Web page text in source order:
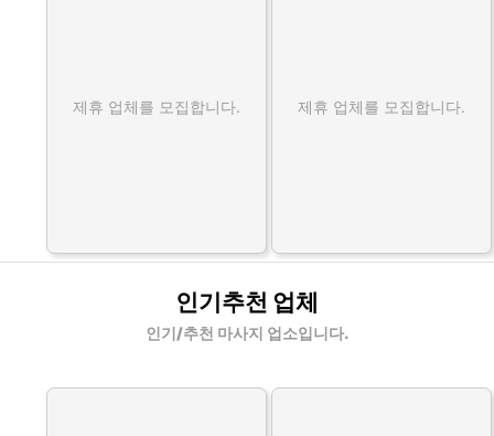
제휴 업체를 모집합니다. 제휴 업체를 모집합니다.
인기추천 업체
인기/추천 마사지 업소입니다.